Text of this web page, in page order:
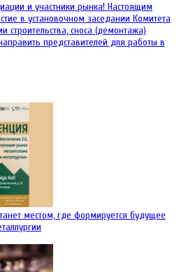
и участники рынка! Настоящим
в установочном заседании Комитета
сноса (демонтажа)
представителей для работы в
местом, где формируется будущее